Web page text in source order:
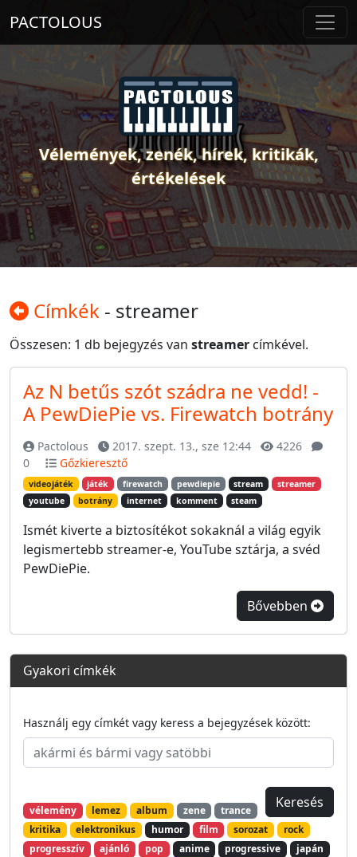
PACTOLOUS
Vélemények, zenék, hírek, kritikák,
értékelések
Címkék - streamer
Összesen: 1 db bejegyzés van streamer címkével.
Az N betűs szót szádra ne vedd! -
A PewDiePie vs. Firewatch botrány
Pactolous 2017. szept. 13., sze 12:44
4226
0
Gőzkieresztő
videojáték játék firewatch pewdiepie stream
streamer
youtube
botrány internet komment steam
Ismét kiverte a biztosítékot sokaknál a világ egyik
legismertebb streamer-e, YouTube sztárja, a svéd
PewDiePie.
Bővebben
Gyakori címkék
Használj egy címkét vagy keress a bejegyzések között:
vélemény lemez album zene
trance
kritika
elektronikus humor film sorozat
rock
progresszív
ajánló pop anime progressive
japán